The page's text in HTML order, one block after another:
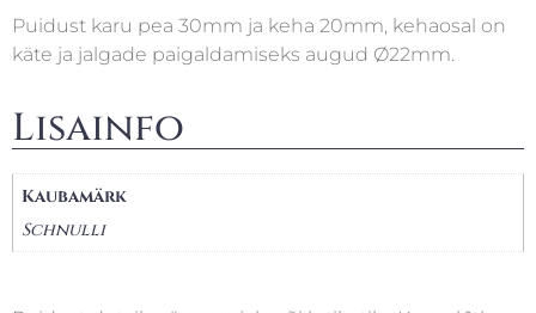
Puidust karu pea 30mm ja keha 20mm, kehaosal on
käte ja jalgade paigaldamiseks augud Ø22mm.
Lisainfo
Kaubamärk
Schnulli